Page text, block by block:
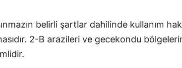
belirli şartlar dahilinde kullanım
2-B arazileri ve gecekondu